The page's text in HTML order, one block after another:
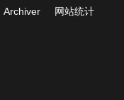
Archiver 网站统计